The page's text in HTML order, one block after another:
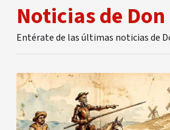
Noticias de
Entérate de las últimas noticias de